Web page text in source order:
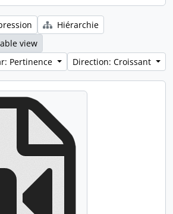
Hiérarchie
view
Pertinence
Direction: Croissant